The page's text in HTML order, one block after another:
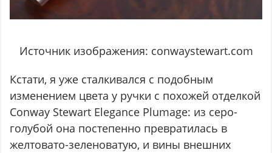
Источник изображения: conwaystewart.com
Кстати, я уже сталкивался с подобным
изменением цвета у ручки с похожей отделкой
Conway Stewart Elegance Plumage: из серо-
голубой она постепенно превратилась в
желтовато-зеленоватую, и вины внешних